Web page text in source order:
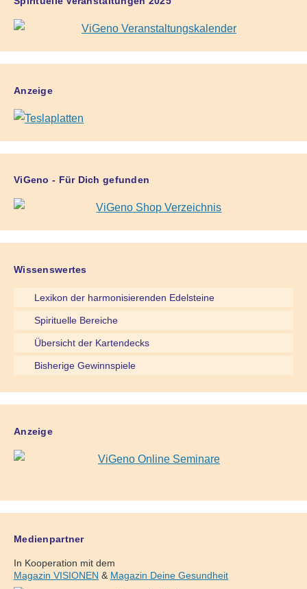
Anzeige
ViGeno - Für Dich gefunden
Wissenswertes
Lexikon der harmonisierenden Edelsteine
Spirituelle Bereiche
Übersicht der Kartendecks
Bisherige Gewinnspiele
Anzeige
Medienpartner
In Kooperation mit dem
Magazin VISIONEN & Magazin Deine Gesundheit